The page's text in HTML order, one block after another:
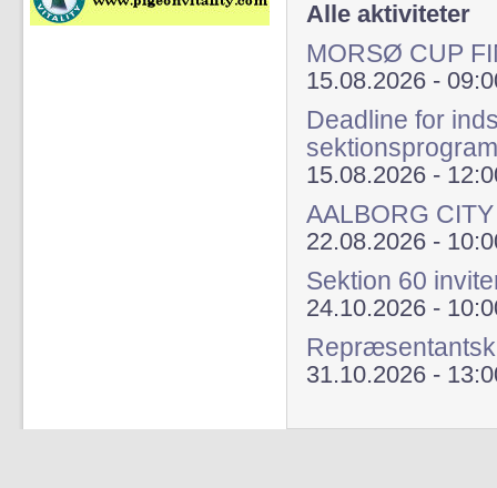
Alle aktiviteter
MORSØ CUP
15.08.2026 -
Deadline for
sektionsprogram
15.08.2026 -
AALBORG
22.08.2026 -
Sektion 60
24.10.2026 -
31.10.2026 -